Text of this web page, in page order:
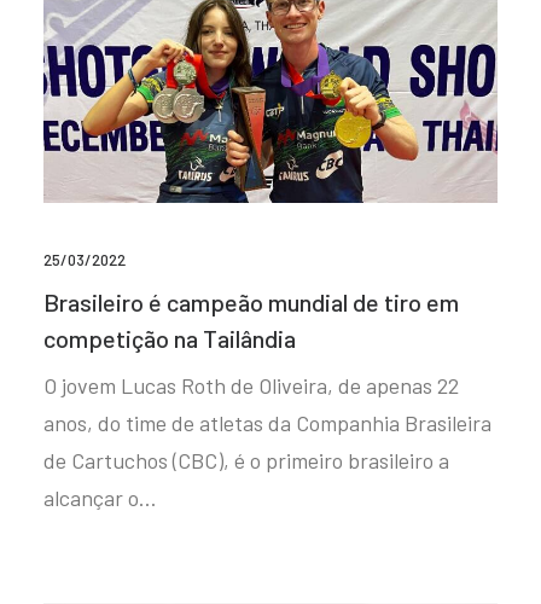
25/03/2022
Brasileiro é campeão mundial de tiro em
competição na Tailândia
O jovem Lucas Roth de Oliveira, de apenas 22
anos, do time de atletas da Companhia Brasileira
de Cartuchos (CBC), é o primeiro brasileiro a
alcançar o…